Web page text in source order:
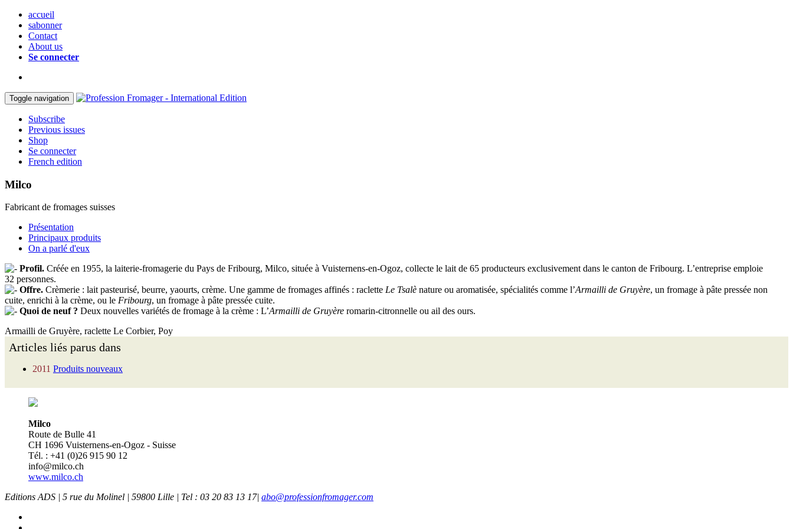
accueil
sabonner
Contact
About us
Se connecter
Toggle navigation
Subscribe
Previous issues
Shop
Se connecter
French edition
Milco
Fabricant de fromages suisses
Présentation
Principaux produits
On a parlé d'eux
Profil. Créée en 1955, la laiterie-fromagerie du Pays de Fribourg, Milco, située à Vuisternens-en-Ogoz, collecte le lait de 65 producteurs exclusivement dans le canton de Fribourg. L’entreprise emploie
32 personnes.
Offre. Crèmerie : lait pasteurisé, beurre, yaourts, crème. Une gamme de fromages affinés : raclette Le Tsalè nature ou aromatisée, spécialités comme l’Armailli de Gruyère, un fromage à pâte pressée non
cuite, enrichi à la crème, ou le Fribourg, un fromage à pâte pressée cuite.
Quoi de neuf ? Deux nouvelles variétés de fromage à la crème : L’Armailli de Gruyère romarin-citronnelle ou ail des ours.
Armailli de Gruyère, raclette Le Corbier, Poy
Articles liés parus dans
2011 Produits nouveaux
Milco
Route de Bulle 41
CH 1696 Vuisternens-en-Ogoz - Suisse
Tél. : +41 (0)26 915 90 12
info@milco.ch
www.milco.ch
Editions ADS | 5 rue du Molinel | 59800 Lille | Tel : 03 20 83 13 17| abo@professionfromager.com